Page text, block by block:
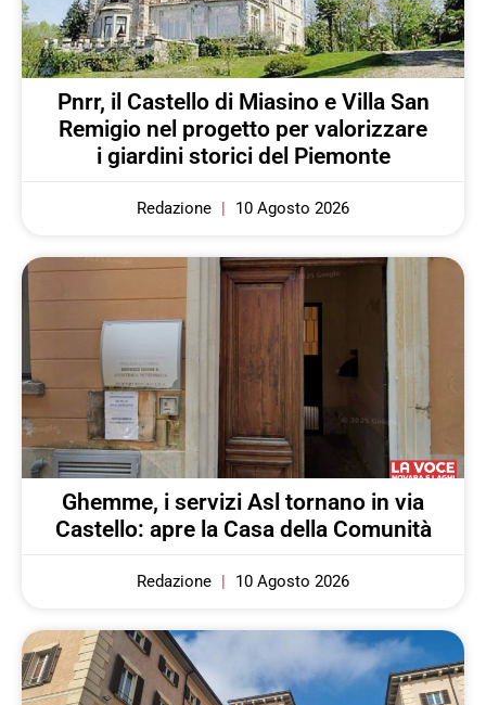
Pnrr, il Castello di Miasino e Villa San
Remigio nel progetto per valorizzare
i giardini storici del Piemonte
Redazione 10 Agosto 2026
Ghemme, i servizi Asl tornano in via
Castello: apre la Casa della Comunità
Redazione 10 Agosto 2026